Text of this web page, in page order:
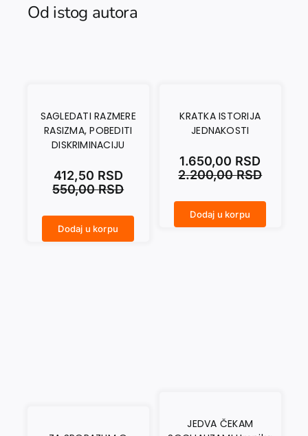
Od istog autora
SAGLEDATI RAZMERE
RASIZMA, POBEDITI
DISKRIMINACIJU
550,00RSD
412,50 RSD
Dodaj u korpu
KRATKA ISTORIJA
JEDNAKOSTI
2.200,00RSD
1.650,00 RSD
Dodaj u korpu
JEDVA ČEKAM